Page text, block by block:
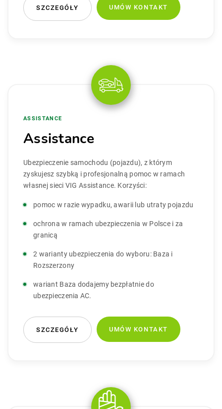
SZCZEGÓŁY UMÓW KONTAKT
ASSISTANCE
Assistance
Ubezpieczenie samochodu (pojazdu), z którym
zyskujesz szybką i profesjonalną pomoc w ramach
własnej sieci VIG Assistance. Korzyści:
pomoc w razie wypadku, awarii lub utraty pojazdu
ochrona w ramach ubezpieczenia w Polsce i za
granicą
2 warianty ubezpieczenia do wyboru: Baza i
Rozszerzony
wariant Baza dodajemy bezpłatnie do
ubezpieczenia AC.
SZCZEGÓŁY UMÓW KONTAKT